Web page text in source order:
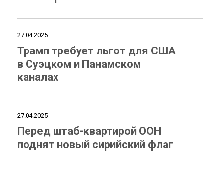
27.04.2025
Трамп требует льгот для США
в Суэцком и Панамском
каналах
27.04.2025
Перед штаб-квартирой ООН
поднят новый сирийский флаг